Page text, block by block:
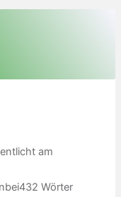
am
bei432 Wörter